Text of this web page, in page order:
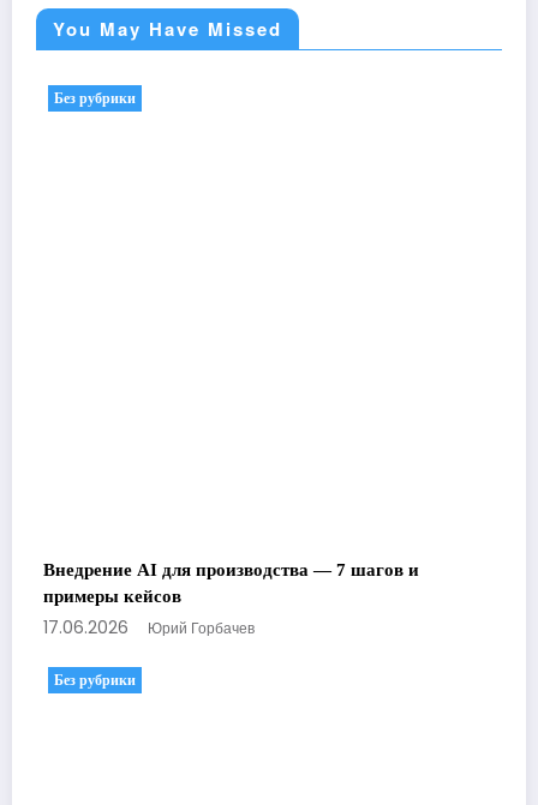
You May Have Missed
Без рубрики
Внедрение AI для производства — 7 шагов и
примеры кейсов
17.06.2026 Юрий Горбачев
Без рубрики